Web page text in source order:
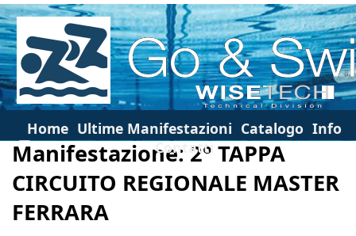
Home Ultime Manifestazioni Catalogo Info
Contatti
Manifestazione: 2° TAPPA
CIRCUITO REGIONALE MASTER
FERRARA